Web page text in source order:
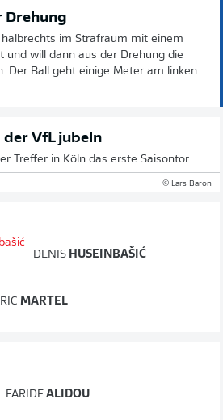
Drehung
im Strafraum mit einem
und will dann aus der Drehung die
Der Ball geht einige Meter am linken
der VfL jubeln
Treffer in Köln das erste Saisontor.
© Lars Baron
DENIS HUSEINBAŠIĆ
MARTEL
FARIDE ALIDOU